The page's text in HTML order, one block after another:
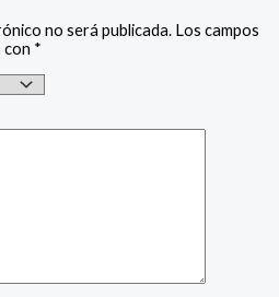
no será publicada. Los campos
con *